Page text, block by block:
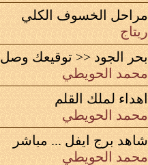
مراحل الخسوف الكلي
ريتاج
بحر الجود << توقيعك وصل
محمد الحويطي
اهداء لملك القلم
محمد الحويطي
شاهد برج ايفل ... مباشر
محمد الحويطي